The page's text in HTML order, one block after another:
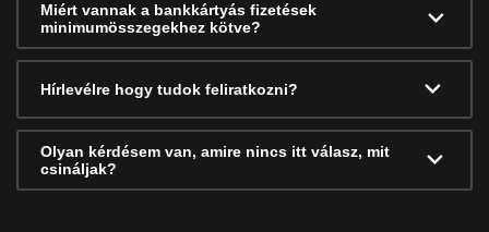
Miért vannak a bankkártyás fizetések
minimumösszegekhez kötve?
Hírlevélre hogy tudok feliratkozni?
Olyan kérdésem van, amire nincs itt válasz, mit
csináljak?